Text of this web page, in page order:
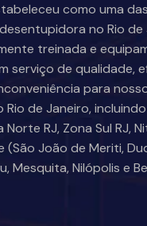
como uma
no Rio de
treinada e
serviço de qualidade,
para
de Janeiro, incluindo
RJ, Zona Sul RJ,
(São João de Meriti,
Mesquita, Nilópolis e